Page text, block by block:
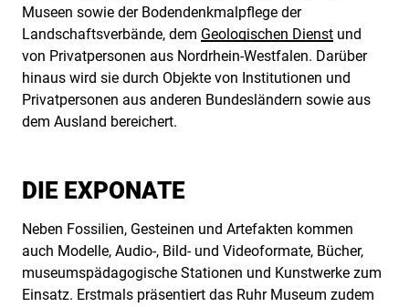
Museen sowie der Bodendenkmalpflege der
Landschaftsverbände, dem Geologischen Dienst und
von Privatpersonen aus Nordrhein-Westfalen. Darüber
hinaus wird sie durch Objekte von Institutionen und
Privatpersonen aus anderen Bundesländern sowie aus
dem Ausland bereichert.
DIE EXPONATE
Neben Fossilien, Gesteinen und Artefakten kommen
auch Modelle, Audio-, Bild- und Videoformate, Bücher,
museumspädagogische Stationen und Kunstwerke zum
Einsatz. Erstmals präsentiert das Ruhr Museum zudem